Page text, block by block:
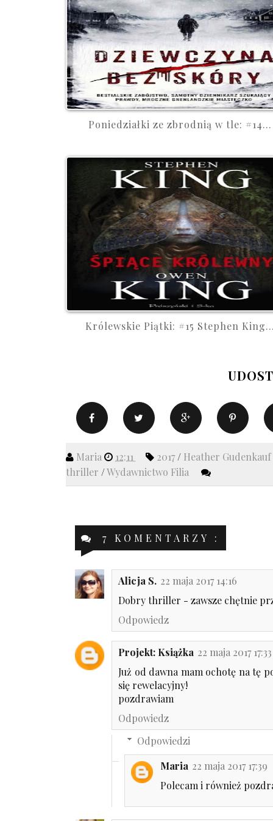
Poniedziałki ze zbrodnią w tle: #14...
Królewskie Piątki: #15 Stephen
Maria 12:11 2017/ Heather Gudenkauf
thriller /Wydawnictwo Filia
7 KOMENTARZY :
Alicja S. 22 maja 2017 14:16
Dobry thriller - zawsze chętnie
Odpowiedz
Projekt: Książka 22 maja 2017 17:33
Już od dawna mam ochotę na tę
się rewelacyjny!
pozdrawiam
Odpowiedz
Odpowiedzi
Maria 22 maja 2017 17:39
Polecam i również